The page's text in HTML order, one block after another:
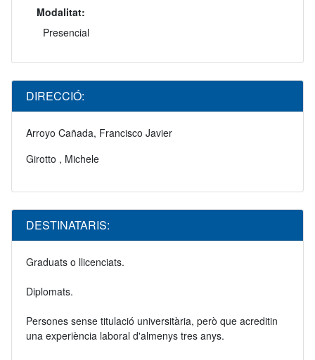
Modalitat:
Presencial
DIRECCIÓ:
Arroyo Cañada, Francisco Javier
Girotto , Michele
DESTINATARIS:
Graduats o llicenciats.
Diplomats.
Persones sense titulació universitària, però que acreditin
una experiència laboral d'almenys tres anys.